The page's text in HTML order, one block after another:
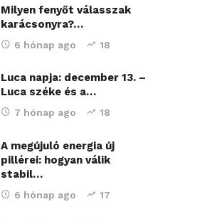
Milyen fenyőt válasszak
karácsonyra?…
6 hónap ago 18
Luca napja: december 13. –
Luca széke és a…
7 hónap ago 18
A megújuló energia új
pillérei: hogyan válik
stabil…
6 hónap ago 17